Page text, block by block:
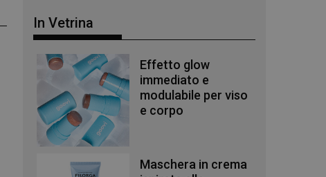
In Vetrina
Effetto glow
immediato e
modulabile per viso
e corpo
Maschera in crema